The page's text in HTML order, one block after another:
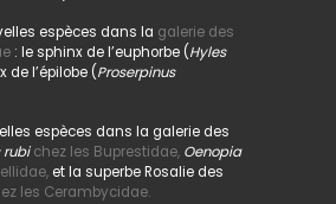
espèces dans la galerie des
: le sphinx de l’euphorbe (Hyles
de l’épilobe (Proserpinus
espèces dans la galerie des
rubi chez les Buprestidae, Oenopia
et la superbe Rosalie des
les Cerambycidae.